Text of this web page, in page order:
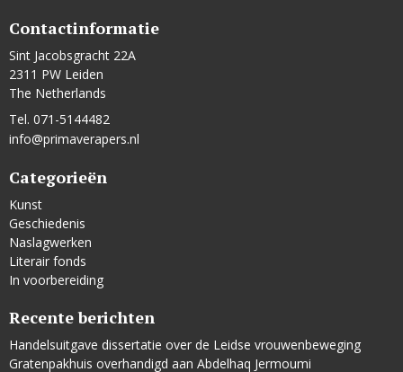
Contactinformatie
Sint Jacobsgracht 22A
2311 PW Leiden
The Netherlands
Tel. 071-5144482
info@primaverapers.nl
Categorieën
Kunst
Geschiedenis
Naslagwerken
Literair fonds
In voorbereiding
Recente berichten
Handelsuitgave dissertatie over de Leidse vrouwenbeweging
Gratenpakhuis overhandigd aan Abdelhaq Jermoumi